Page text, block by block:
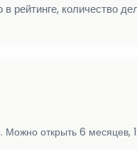
количество
Можно открыть 6